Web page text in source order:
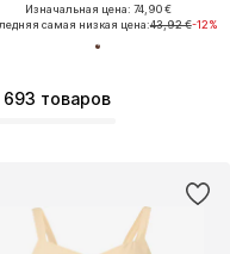
товаров
Изначальная цена: 74,90 €
самая низкая цена:43,92 €-12%